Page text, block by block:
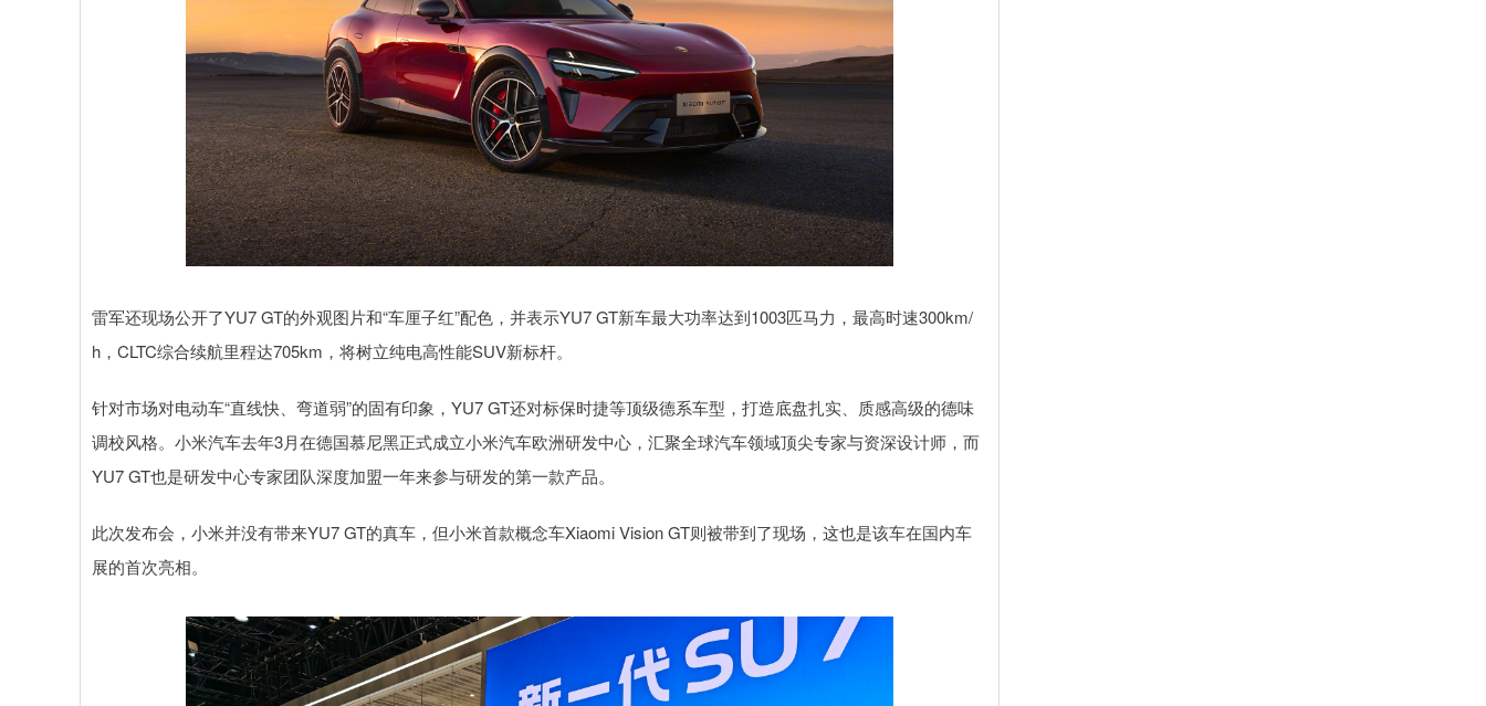
雷军还现场公开了YU7 GT的外观图片和“车厘子红”配色，并表示YU7 GT新车最大功率达到1003匹马力，最高时速300km/
h，CLTC综合续航里程达705km，将树立纯电高性能SUV新标杆。
针对市场对电动车“直线快、弯道弱”的固有印象，YU7 GT还对标保时捷等顶级德系车型，打造底盘扎实、质感高级的德味
调校风格。小米汽车去年3月在德国慕尼黑正式成立小米汽车欧洲研发中心，汇聚全球汽车领域顶尖专家与资深设计师，而
YU7 GT也是研发中心专家团队深度加盟一年来参与研发的第一款产品。
此次发布会，小米并没有带来YU7 GT的真车，但小米首款概念车Xiaomi Vision GT则被带到了现场，这也是该车在国内车
展的首次亮相。